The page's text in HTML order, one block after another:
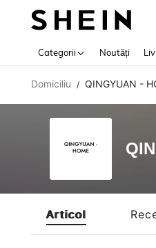
Categorii Noutăți
Domiciliu / QINGYUAN -
Articol